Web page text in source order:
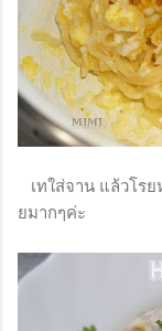
เทใส่จาน แล้วโรย
ยมากๆค่ะ